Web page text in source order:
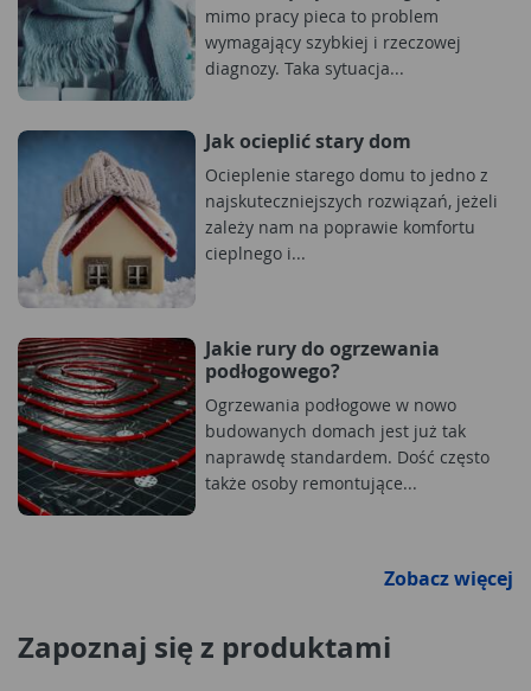
mimo pracy pieca to problem
wymagający szybkiej i rzeczowej
diagnozy. Taka sytuacja...
Jak ocieplić stary dom
Ocieplenie starego domu to jedno z
najskuteczniejszych rozwiązań, jeżeli
zależy nam na poprawie komfortu
cieplnego i...
Jakie rury do ogrzewania
podłogowego?
Ogrzewania podłogowe w nowo
budowanych domach jest już tak
naprawdę standardem. Dość często
także osoby remontujące...
Zobacz więcej
Zapoznaj się z produktami